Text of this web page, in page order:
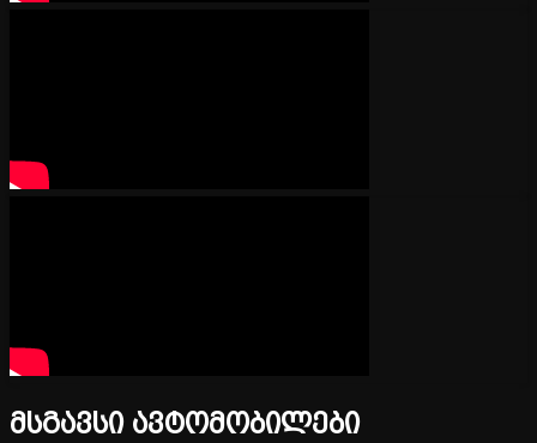
მსგავსი ავტომობილები